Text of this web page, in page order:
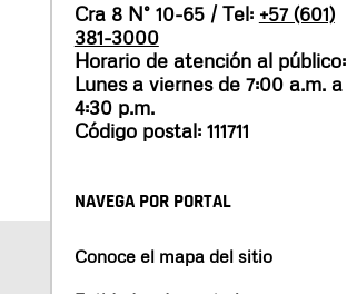
Cra 8 N° 10-65 / Tel: +57 (601)
381-3000
Horario de atención al público:
Lunes a viernes de 7:00 a.m. a
4:30 p.m.
Código postal: 111711
NAVEGA POR PORTAL
Conoce el mapa del sitio